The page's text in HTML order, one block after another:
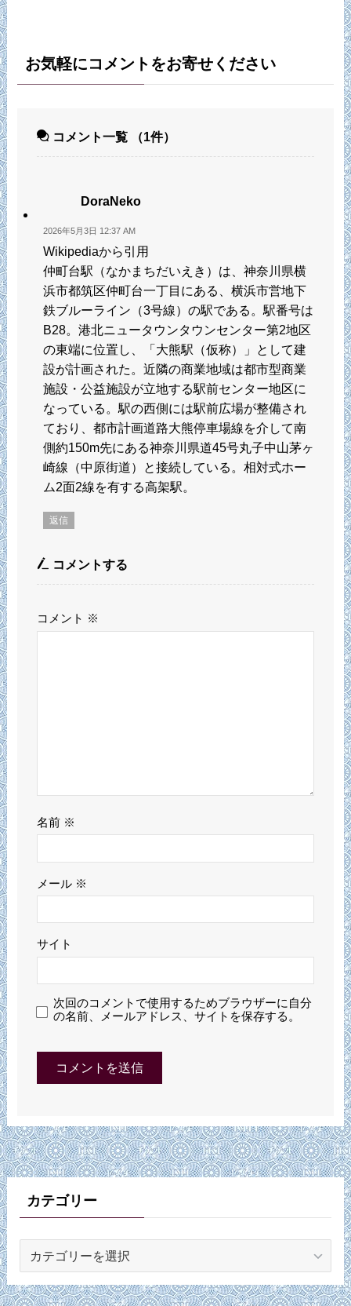
お気軽にコメントをお寄せください
コメント一覧 （1件）
DoraNeko
2026年5月3日 12:37 AM
Wikipediaから引用
仲町台駅（なかまちだいえき）は、神奈川県横
浜市都筑区仲町台一丁目にある、横浜市営地下
鉄ブルーライン（3号線）の駅である。駅番号は
B28。港北ニュータウンタウンセンター第2地区
の東端に位置し、「大熊駅（仮称）」として建
設が計画された。近隣の商業地域は都市型商業
施設・公益施設が立地する駅前センター地区に
なっている。駅の西側には駅前広場が整備され
ており、都市計画道路大熊停車場線を介して南
側約150m先にある神奈川県道45号丸子中山茅ヶ
崎線（中原街道）と接続している。相対式ホー
ム2面2線を有する高架駅。
返信
コメントする
コメント ※
名前 ※
メール ※
サイト
次回のコメントで使用するためブラウザーに自分
の名前、メールアドレス、サイトを保存する。
カテゴリー
ゴ